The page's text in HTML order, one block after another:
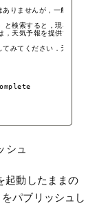
りませんが，一般的に
検索すると，現在の天気
，天気予報を提供するア
みてください．天気予
シュ
起動したままの
パブリッシュし